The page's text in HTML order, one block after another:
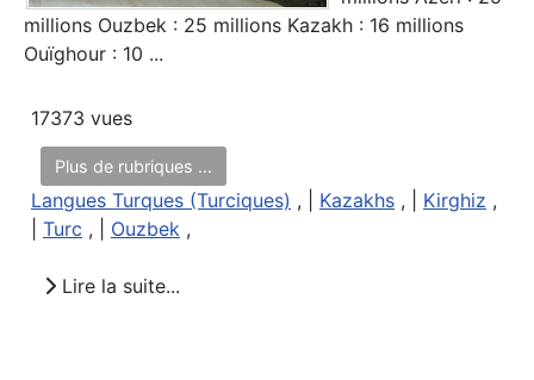
millions Ouzbek : 25 millions Kazakh : 16 millions
Ouïghour : 10 ...
17373 vues
Plus de rubriques ...
Langues Turques (Turciques) , | Kazakhs , | Kirghiz ,
Turc , | Ouzbek ,
Lire la suite...